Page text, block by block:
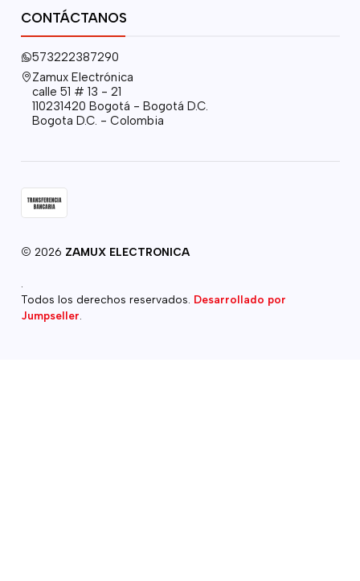
CONTÁCTANOS
573222387290
Zamux Electrónica
calle 51 # 13 - 21
110231420 Bogotá - Bogotá D.C.
Bogota D.C. - Colombia
2026 ZAMUX ELECTRONICA
.
Todos los derechos reservados. Desarrollado por
Jumpseller.